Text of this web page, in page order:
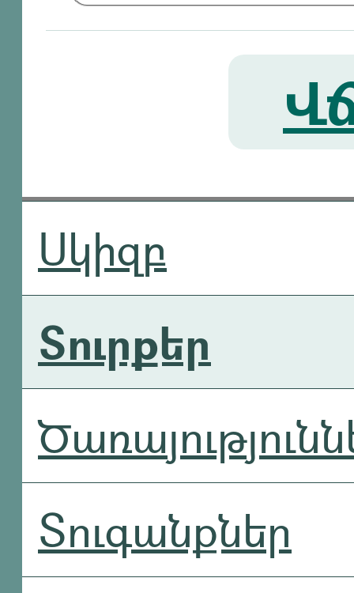
Սկիզբ
Տուրքեր
Տուգանքներ